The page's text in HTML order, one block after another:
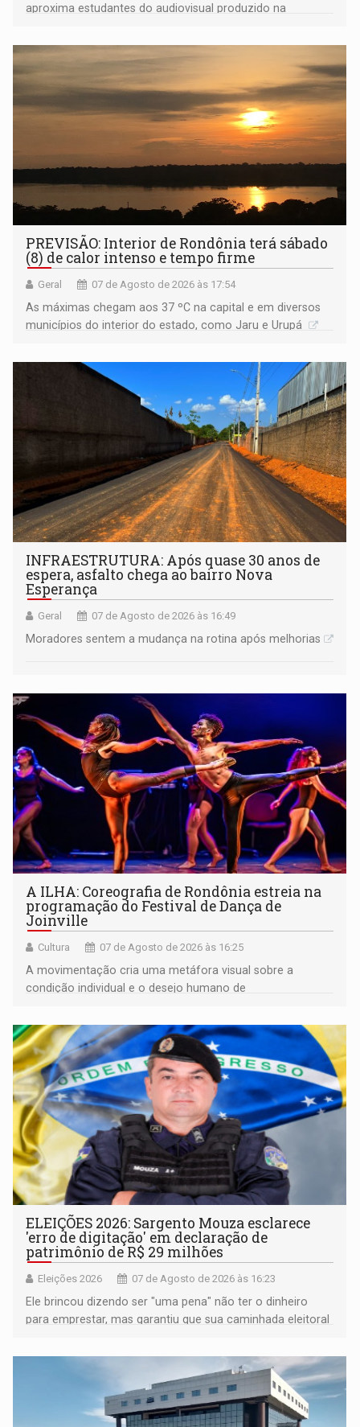
aproxima estudantes do audiovisual produzido na
PREVISÃO: Interior de Rondônia terá sábado
(8) de calor intenso e tempo firme
Geral 07 de Agosto de 2026 às 17:54
As máximas chegam aos 37 ºC na capital e em diversos
municípios do interior do estado, como Jaru e Urupá
INFRAESTRUTURA: Após quase 30 anos de
espera, asfalto chega ao bairro Nova
Esperança
Geral 07 de Agosto de 2026 às 16:49
Moradores sentem a mudança na rotina após melhorias
A ILHA: Coreografia de Rondônia estreia na
programação do Festival de Dança de
Joinville
Cultura 07 de Agosto de 2026 às 16:25
A movimentação cria uma metáfora visual sobre a
condição individual e o desejo humano de
ELEIÇÕES 2026: Sargento Mouza esclarece
'erro de digitação' em declaração de
patrimônio de R$ 29 milhões
Eleições 2026 07 de Agosto de 2026 às 16:23
Ele brincou dizendo ser "uma pena" não ter o dinheiro
para emprestar, mas garantiu que sua caminhada eleitoral